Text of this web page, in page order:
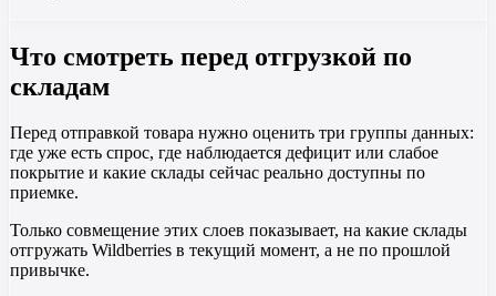
Что смотреть перед отгрузкой по
складам
Перед отправкой товара нужно оценить три группы данных:
где уже есть спрос, где наблюдается дефицит или слабое
покрытие и какие склады сейчас реально доступны по
приемке.
Только совмещение этих слоев показывает, на какие склады
отгружать Wildberries в текущий момент, а не по прошлой
привычке.